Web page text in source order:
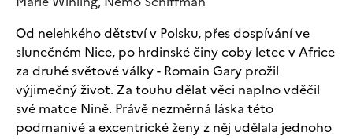
Od nelehkého dětství v Polsku, přes dospívání ve
slunečném Nice, po hrdinské činy coby letec v Africe
za druhé světové války - Romain Gary prožil
výjimečný život. Za touhu dělat věci naplno vděčil
své matce Nině. Právě nezměrná láska této
podmanivé a excentrické ženy z něj udělala jednoho